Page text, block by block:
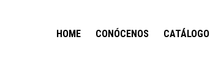
HOME CONÓCENOS CATÁLOGO